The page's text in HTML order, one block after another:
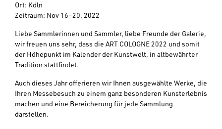
Ort: Köln
Zeitraum: Nov 16–20, 2022
Liebe Sammlerinnen und Sammler, liebe Freunde der Galerie,
wir freuen uns sehr, dass die ART COLOGNE 2022 und somit
der Höhepunkt im Kalender der Kunstwelt, in altbewährter
Tradition stattfindet.
Auch dieses Jahr offerieren wir Ihnen ausgewählte Werke, die
Ihren Messebesuch zu einem ganz besonderen Kunsterlebnis
machen und eine Bereicherung für jede Sammlung
darstellen.